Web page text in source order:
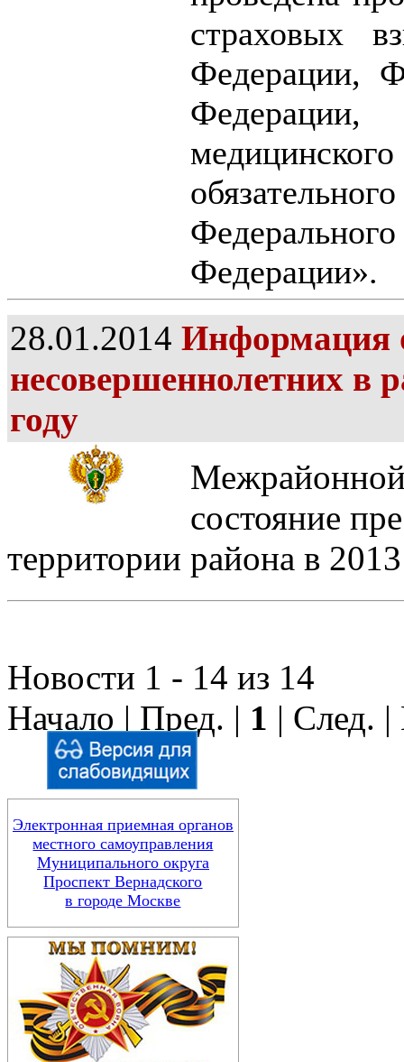
страховых
Федерации,
Федерации».
28.01.2014 Информация
несовершеннолетних в
году
Межрайонной
состояние
территории района в 2013
Новости 1 - 14 из 14
Начало | Пред. | 1 | След.
Электронная приемная органов
местного самоуправления
Муниципального округа
Проспект Вернадского
в городе Москве